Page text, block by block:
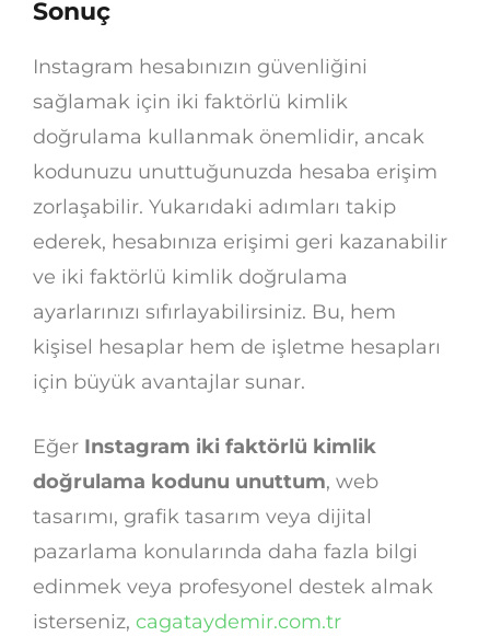
Sonuç
Instagram hesabınızın güvenliğini
sağlamak için iki faktörlü kimlik
doğrulama kullanmak önemlidir, ancak
kodunuzu unuttuğunuzda hesaba erişim
zorlaşabilir. Yukarıdaki adımları takip
ederek, hesabınıza erişimi geri kazanabilir
ve iki faktörlü kimlik doğrulama
ayarlarınızı sıfırlayabilirsiniz. Bu, hem
kişisel hesaplar hem de işletme hesapları
için büyük avantajlar sunar.
Eğer Instagram iki faktörlü kimlik
doğrulama kodunu unuttum, web
tasarımı, grafik tasarım veya dijital
pazarlama konularında daha fazla bilgi
edinmek veya profesyonel destek almak
isterseniz, cagataydemir.com.tr